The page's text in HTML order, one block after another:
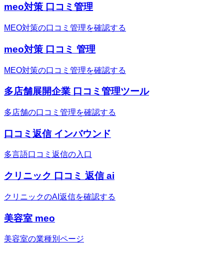
meo対策 口コミ管理
MEO対策の口コミ管理を確認する
meo対策 口コミ 管理
MEO対策の口コミ管理を確認する
多店舗展開企業 口コミ管理ツール
多店舗の口コミ管理を確認する
口コミ返信 インバウンド
多言語口コミ返信の入口
クリニック 口コミ 返信 ai
クリニックのAI返信を確認する
美容室 meo
美容室の業種別ページ